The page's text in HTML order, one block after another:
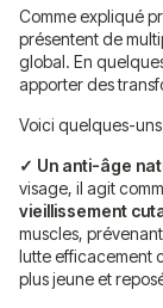
Comme expliqué
présentent de
global. En
apporter des
Voici quelques-
✓ Un anti-âge
visage, il agit
vieillissement
muscles,
lutte efficacement
plus jeune et